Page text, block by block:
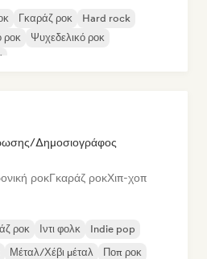
Γκαράζ ροκ
Hard rock
ροκ
Ψυχεδελικό ροκ
Δημοσιογράφος
ροκΓκαράζ ροκΧιπ-χοπ
ροκ Ιντι φολκ
Indie pop
Μέταλ/Χέβι μέταλ Ποπ ροκ